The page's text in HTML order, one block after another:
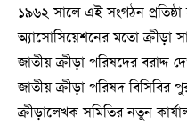
১৯৬২ সালে এই সংগঠন
অ্যাসোসিয়েশনের মতো ক্রীড়া
জাতীয় ক্রীড়া পরিষদের বরাদ্দ
জাতীয় ক্রীড়া পরিষদ বিসিবির
ক্রীড়ালেখক সমিতির নতুন